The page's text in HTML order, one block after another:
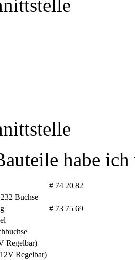
habe
# 74 20 82
Buchse
# 73 75 69
Regelbar)
Regelbar)